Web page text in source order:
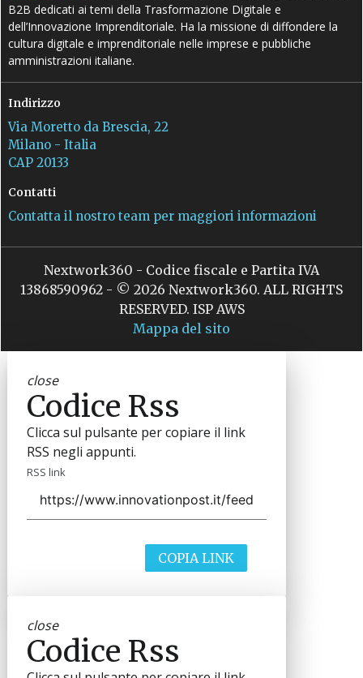
B2B dedicati ai temi della Trasformazione Digitale e
dell’Innovazione Imprenditoriale. Ha la missione di diffondere la
cultura digitale e imprenditoriale nelle imprese e pubbliche
amministrazioni italiane.
Indirizzo
Via Moretto da Brescia, 22
Milano - Italia
CAP 20133
Contatti
Contatta il nostro team per maggiori informazioni
Nextwork360 - Codice fiscale e Partita IVA
13868590962 - © 2026 Nextwork360. ALL RIGHTS
RESERVED. ISP AWS
Mappa del sito
close
Codice Rss
Clicca sul pulsante per copiare il link
RSS negli appunti.
RSS link
COPIA LINK
close
Codice Rss